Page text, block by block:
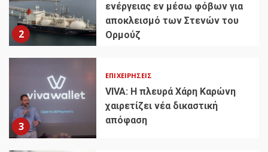
2
ενέργειας εν μέσω φόβων για
αποκλεισμό των Στενών του
Ορμούζ
3
ΕΠΙΧΕΙΡΉΣΕΙΣ
VIVA: Η πλευρά Χάρη Καρώνη
χαιρετίζει νέα δικαστική
απόφαση